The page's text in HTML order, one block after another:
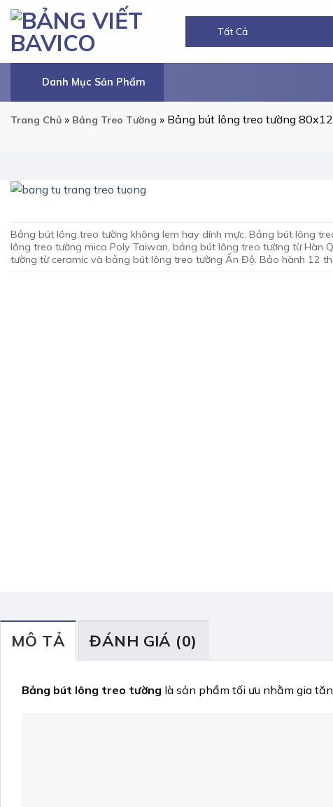
Chuyển
nội
dung
Danh Mục Sản Phẩm
Trang Chủ » Bảng Treo Tường » Bảng bút lông treo tường
Bảng bút lông treo tường không lem hay dính mực. Bảng bút lông
lông treo tường mica Poly Taiwan, bảng bút lông treo tường từ Hàn
tường từ ceramic và bảng bút lông treo tường Ấn Độ. Bảo hành 12
MÔ TẢ ĐÁNH GIÁ (0)
Bảng bút lông treo tường là sản phẩm tối ưu nhằm gia